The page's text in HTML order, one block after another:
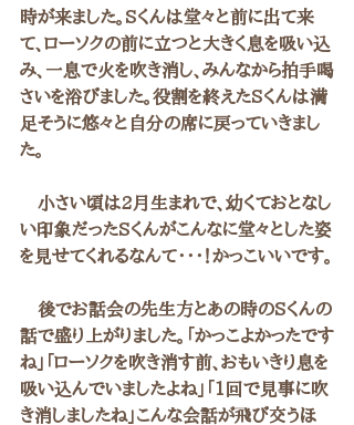
時が来ました。Sくんは堂々と前に出て来
て、ローソクの前に立つと大きく息を吸い込
み、一息で火を吹き消し、みんなから拍手喝
さいを浴びました。役割を終えたSくんは満
足そうに悠々と自分の席に戻っていきまし
た。
小さい頃は2月生まれで、幼くておとなし
い印象だったSくんがこんなに堂々とした姿
を見せてくれるなんて・・・！かっこいいです。
後でお話会の先生方とあの時のSくんの
話で盛り上がりました。「かっこよかったです
ね」「ローソクを吹き消す前、おもいきり息を
吸い込んでいましたよね」「1回で見事に吹
き消しましたね」こんな会話が飛び交うほ